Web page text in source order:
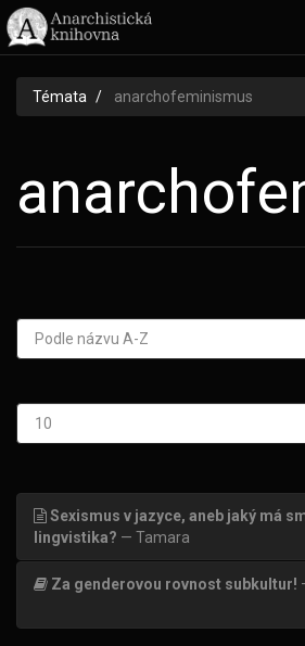
Témata anarchofeminismus
Sexismus v jazyce, aneb jaký má
lingvistika? — Tamara
Za genderovou rovnost subkultur!